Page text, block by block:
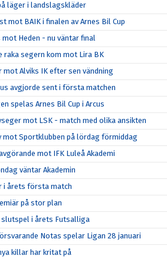
läger i landslagskläder
mot BAIK i finalen av Arnes Bil Cup
mot Heden - nu väntar final
raka segern kom mot Lira BK
mot Alviks IK efter sen vändning
avgjorde sent i första matchen
spelas Arnes Bil Cup i Arcus
mot LSK - match med olika ansikten
mot Sportklubben på lördag förmiddag
mot IFK Luleå Akademi
väntar Akademin
i årets första match
på stor plan
slutspel i årets Futsalliga
Notas spelar Ligan 28 januari
killar har kritat på